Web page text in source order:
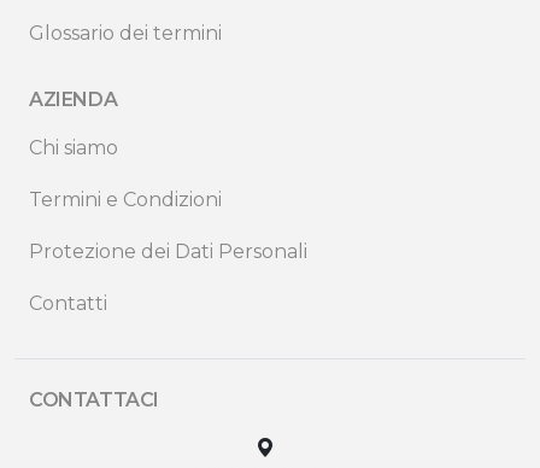
Glossario dei termini
AZIENDA
Chi siamo
Termini e Condizioni
Protezione dei Dati Personali
Contatti
CONTATTACI